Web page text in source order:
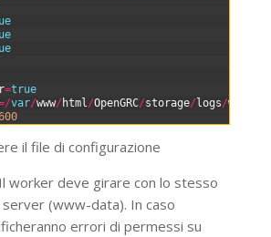
=true
/var/www/ html/OpenGRC/storage/ logs/worker
il file di configurazione
worker deve girare con lo stesso
(www-data). In caso
errori di permessi su